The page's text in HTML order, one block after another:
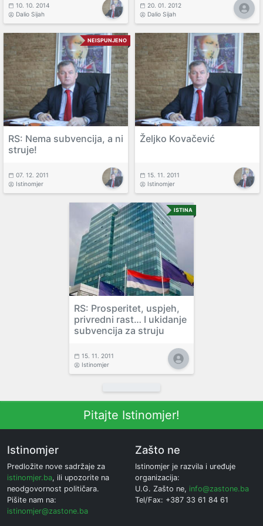
10. 10. 2014
Dalio Sijah
20. 01. 2012
Dalio Sijah
NEISPUNJENO
RS: Nema subvencija, a ni
struje!
07. 12. 2011
Istinomjer
Željko Kovačević
15. 11. 2011
Istinomjer
ISTINA
RS: Prosperitet, uspjeh,
privredni rast… I ukidanje
subvencija za struju
15. 11. 2011
Istinomjer
Pitajte Istinomjer!
Istinomjer
Predložite nove sadržaje za
istinomjer.ba, ili upozorite na
neodgovornost političara.
Pišite nam na:
istinomjer@zastone.ba
Zašto ne
Istinomjer je razvila i uređuje
organizacija:
U.G. Zašto ne, info@zastone.ba
Tel/Fax: +387 33 61 84 61